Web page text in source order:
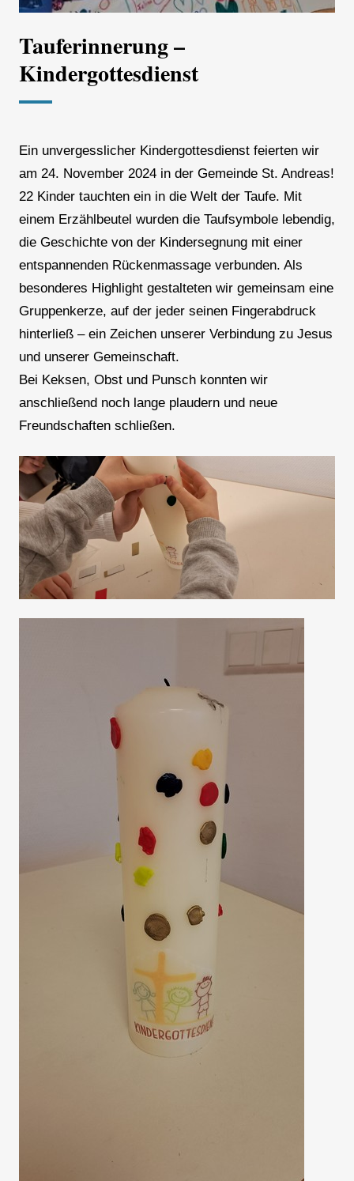
Tauferinnerung –
Kindergottesdienst
Ein unvergesslicher Kindergottesdienst feierten wir
am 24. November 2024 in der Gemeinde St. Andreas!
22 Kinder tauchten ein in die Welt der Taufe. Mit
einem Erzählbeutel wurden die Taufsymbole lebendig,
die Geschichte von der Kindersegnung mit einer
entspannenden Rückenmassage verbunden. Als
besonderes Highlight gestalteten wir gemeinsam eine
Gruppenkerze, auf der jeder seinen Fingerabdruck
hinterließ – ein Zeichen unserer Verbindung zu Jesus
und unserer Gemeinschaft.
Bei Keksen, Obst und Punsch konnten wir
anschließend noch lange plaudern und neue
Freundschaften schließen.